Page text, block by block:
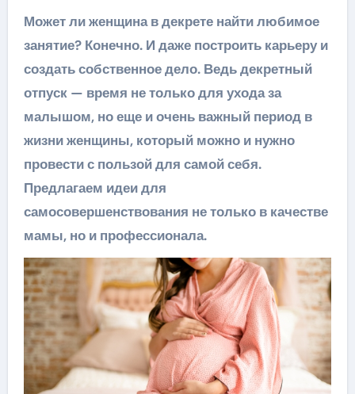
Может ли женщина в декрете найти любимое
занятие? Конечно. И даже построить карьеру и
создать собственное дело. Ведь декретный
отпуск — время не только для ухода за
малышом, но еще и очень важный период в
жизни женщины, который можно и нужно
провести с пользой для самой себя.
Предлагаем идеи для
самосовершенствования не только в качестве
мамы, но и профессионала.